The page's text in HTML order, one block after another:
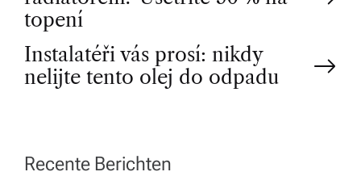
o
s
n
topení
Instalatéři vás prosí: nikdy
nelijte tento olej do odpadu
Recente Berichten